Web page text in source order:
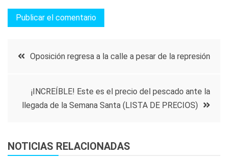
Navegación
entradas
Oposición regresa a la calle a pesar de la represión
¡INCREÍBLE! Este es el precio del pescado ante la
llegada de la Semana Santa (LISTA DE PRECIOS)
NOTICIAS RELACIONADAS